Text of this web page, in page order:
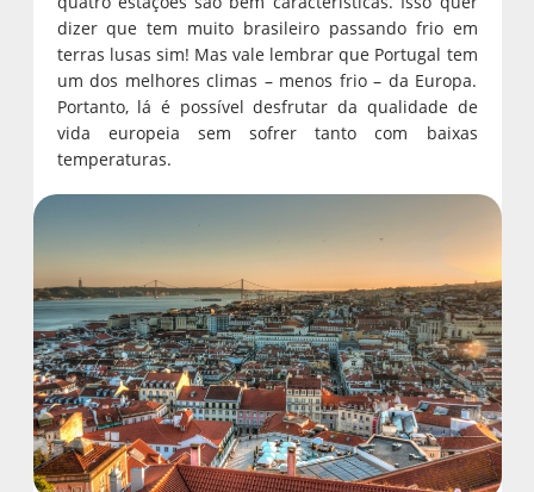
dizer que tem muito brasileiro passando frio em
terras lusas sim! Mas vale lembrar que Portugal tem
um dos melhores climas – menos frio – da Europa.
Portanto, lá é possível desfrutar da qualidade de
vida europeia sem sofrer tanto com baixas
temperaturas.